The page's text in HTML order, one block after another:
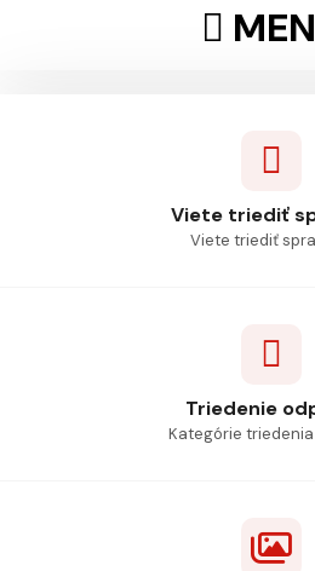
Viete triediť
Viete triediť
Triedenie
Kategórie